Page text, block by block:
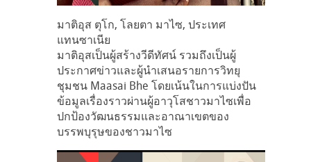
มาติอุส ตุโก, โลยตา มาไซ, ประเทศ
แทนซาเนีย
มาติอุสเป็นผู้สร้างวีดีทัศน์ รวมถึงเป็นผู้
ประกาศข่าวและผู้นำเสนอรายการวิทยุ
ชุมชน Maasai Bhe โดยเน้นในการแบ่งปัน
ข้อมูลเรื่องราวผ่านผู้อาวุโสชาวมาไซเพื่อ
ปกป้องวัฒนธรรมและอาณาเขตของ
บรรพบุรุษของชาวมาไซ